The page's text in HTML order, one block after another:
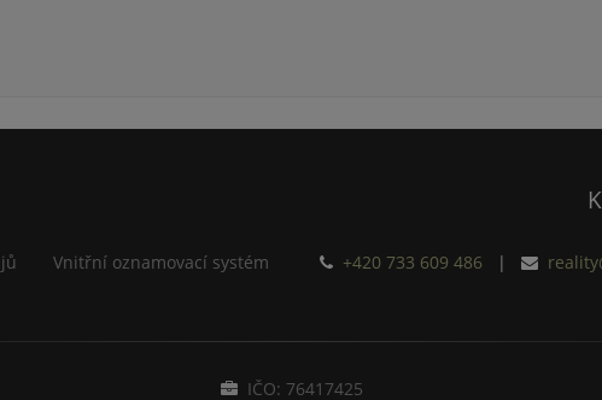
Vnitřní oznamovací systém +420 733 609 486 |
IČO: 76417425